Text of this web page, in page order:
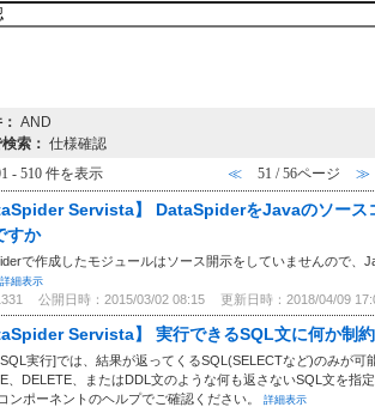
AND
索： 仕様確認
- 510 件を表示
≪ 51 / 56ページ ≫
Servista】 DataSpiderをJavaのソース
すか
で作成したモジュールはソース開示をしていませんので、
詳細表示
公開日時：2015/03/02 08:15 更新日時：2018/04/09
Servista】 実行できるSQL文に何か制
実行]では、結果が返ってくるSQL(SELECTなど)のみが可
、DELETE、またはDDL文のような何も返さないSQL文を指
ンポーネントのヘルプでご確認ください。
詳細表示